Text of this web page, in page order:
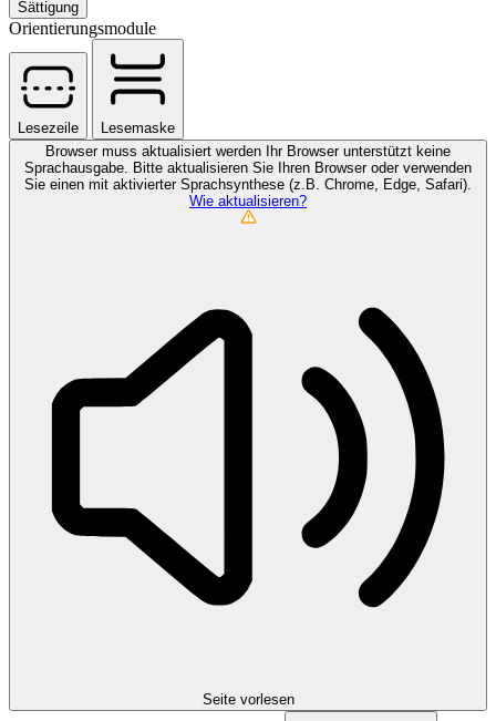
Sättigung
Orientierungsmodule
Lesezeile
Lesemaske
Browser muss aktualisiert werden
Ihr Browser unterstützt keine
Sprachausgabe. Bitte aktualisieren Sie Ihren Browser oder verwenden
Sie einen mit aktivierter Sprachsynthese (z.B. Chrome, Edge, Safari).
Wie aktualisieren?
Seite vorlesen